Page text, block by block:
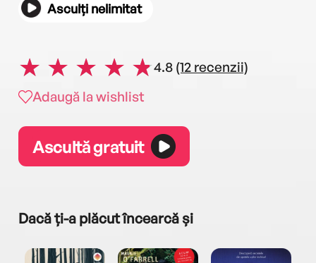
Asculți nelimitat
4.8 (12 recenzii)
Adaugă la wishlist
Ascultă gratuit
Dacă ți-a plăcut încearcă și